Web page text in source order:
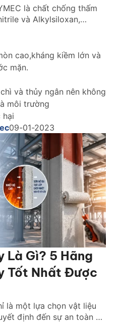
là chất chống thấm
và Alkylsiloxan,
lên vẻ đẹp ngôi nhà
gian.
cao,kháng kiềm lớn và
mặn.
và thủy ngân nên không
môi trường
hại
09-01-2023
Là Gì? 5 Hãng
Tốt Nhất Được
là một lựa chọn vật liệu
định đến sự an toàn và